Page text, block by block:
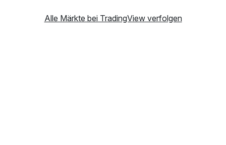
Alle Märkte bei TradingView verfolgen